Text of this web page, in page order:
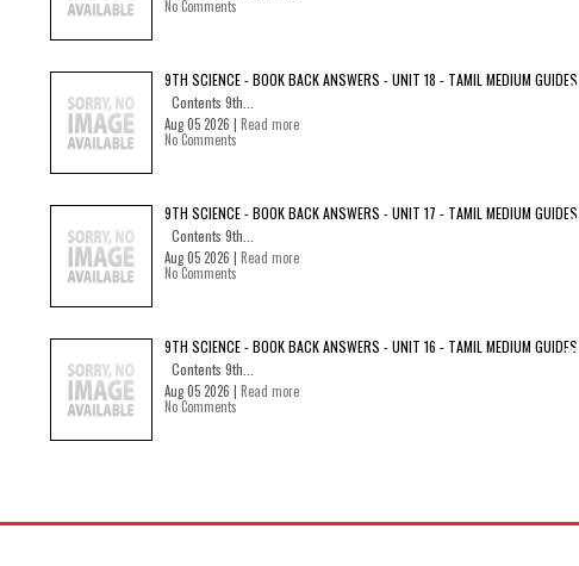
No Comments
9TH SCIENCE - BOOK BACK ANSWERS - UNIT 18 - TAMIL MEDIUM GUIDES
Contents 9th...
Aug 05 2026 | Read more
No Comments
9TH SCIENCE - BOOK BACK ANSWERS - UNIT 17 - TAMIL MEDIUM GUIDES
Contents 9th...
Aug 05 2026 | Read more
No Comments
9TH SCIENCE - BOOK BACK ANSWERS - UNIT 16 - TAMIL MEDIUM GUIDES
Contents 9th...
Aug 05 2026 | Read more
No Comments